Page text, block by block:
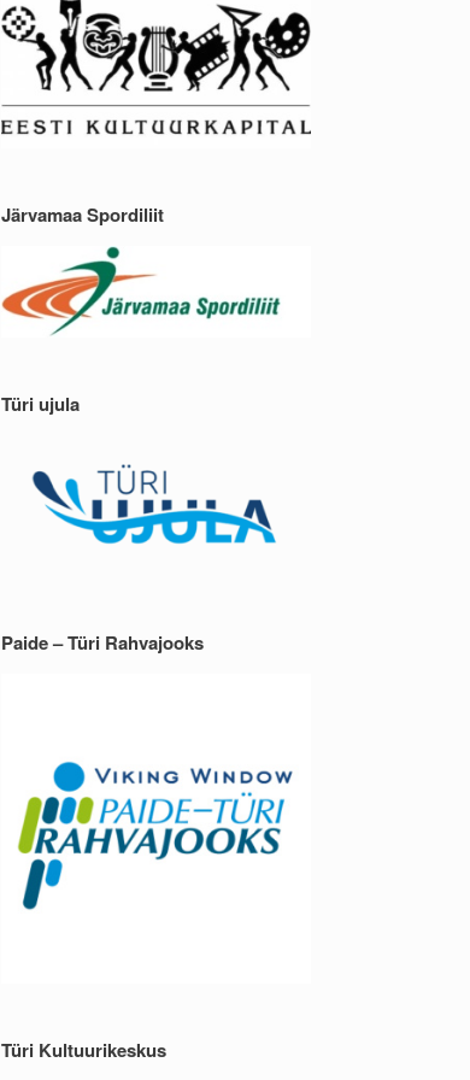
Järvamaa Spordiliit
Türi ujula
Paide – Türi Rahvajooks
Türi Kultuurikeskus